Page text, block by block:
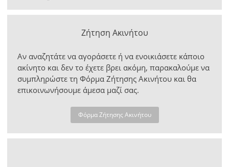
Ζήτηση Ακινήτου
Αν αναζητάτε να αγοράσετε ή να ενοικιάσετε κάποιο
ακίνητο και δεν το έχετε βρει ακόμη, παρακαλούμε να
συμπληρώστε τη Φόρμα Ζήτησης Ακινήτου και θα
επικοινωνήσουμε άμεσα μαζί σας.
Φόρμα Ζήτησης Ακινήτου